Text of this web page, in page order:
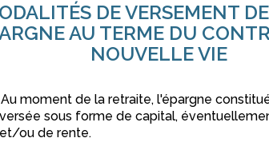
DE VERSEMENT
AU TERME DU
NOUVELLE VIE
Au moment de la retraite, l'épargne
versée sous forme de capital,
et/ou de rente.